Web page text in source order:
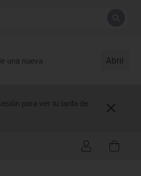
una nueva
Abrir
para ver tu tarifa de
la búsqueda